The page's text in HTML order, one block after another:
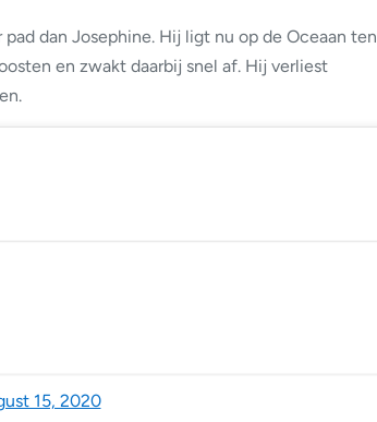
dan Josephine. Hij ligt nu op de Oceaan ten
en zwakt daarbij snel af. Hij verliest
15, 2020